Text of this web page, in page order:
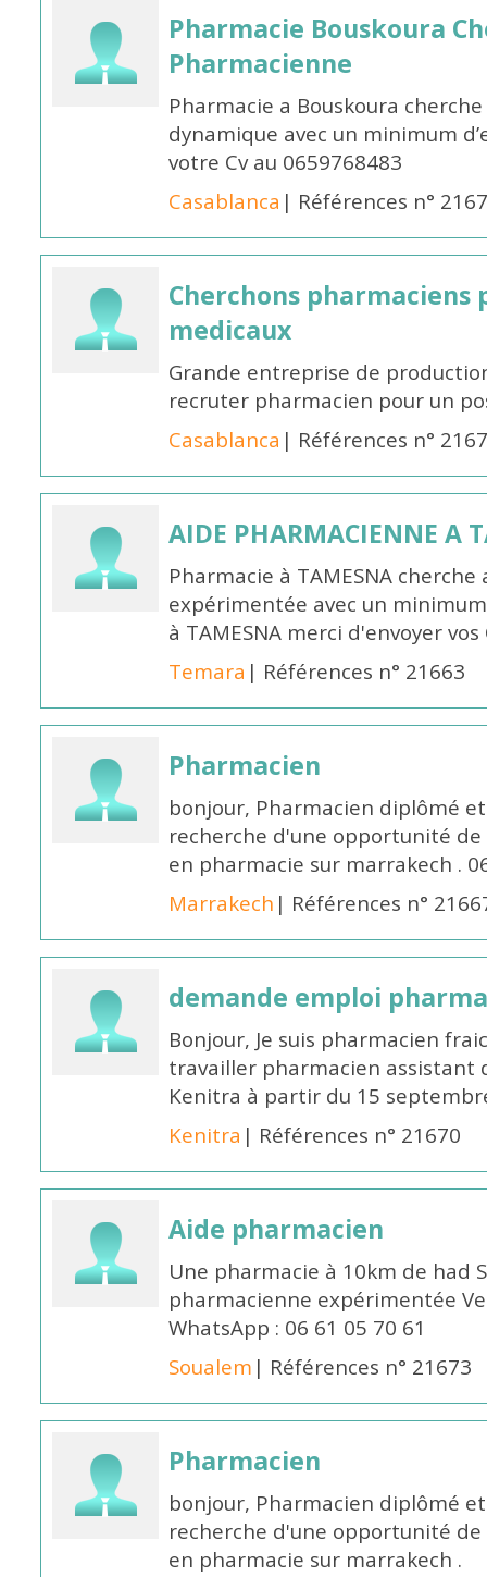
Pharmacie Bouskoura
Pharmacienne
Pharmacie a Bouskoura
dynamique avec un minimum
votre Cv au 0659768483
Casablanca | Références n°
Cherchons
medicaux
Grande entreprise de
recruter pharmacien pour un
Casablanca | Références n°
AIDE PHARMACIENNE A
Pharmacie à TAMESNA
expérimentée avec un
à TAMESNA merci d'envoyer
Temara | Références n° 21663
Pharmacien
bonjour, Pharmacien diplômé
recherche d'une opportunité
en pharmacie sur marrakech .
Marrakech | Références n°
demande emploi
Bonjour, Je suis pharmacien
travailler pharmacien assistant
Kenitra à partir du 15
Kenitra | Références n° 21670
Aide pharmacien
Une pharmacie à 10km de had
pharmacienne expérimentée
WhatsApp : 06 61 05 70 61
Soualem | Références n° 21673
Pharmacien
bonjour, Pharmacien diplômé
recherche d'une opportunité
en pharmacie sur marrakech .